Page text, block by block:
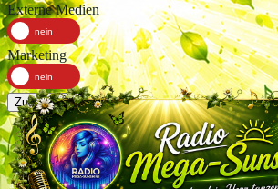
Externe Medien
Marketing
Zustimmen